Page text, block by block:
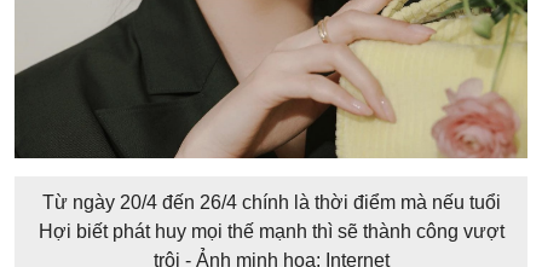
Từ ngày 20/4 đến 26/4 chính là thời điểm mà nếu tuổi
Hợi biết phát huy mọi thế mạnh thì sẽ thành công vượt
trội - Ảnh minh họa: Internet